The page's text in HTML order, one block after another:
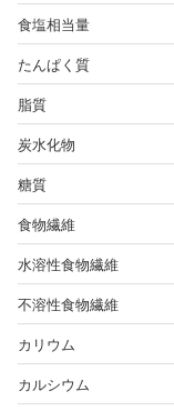
食塩相当量
たんぱく質
脂質
炭水化物
糖質
食物繊維
水溶性食物繊維
不溶性食物繊維
カリウム
カルシウム